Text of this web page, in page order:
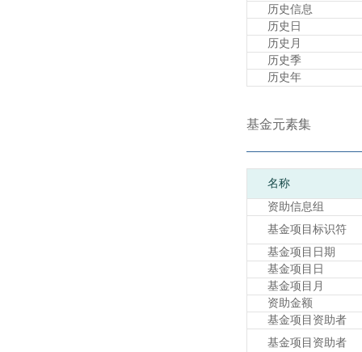
历史信息
历史日
历史月
历史季
历史年
基金元素集
名称
资助信息组
基金项目标识符
基金项目日期
基金项目日
基金项目月
资助金额
基金项目资助者
基金项目资助者